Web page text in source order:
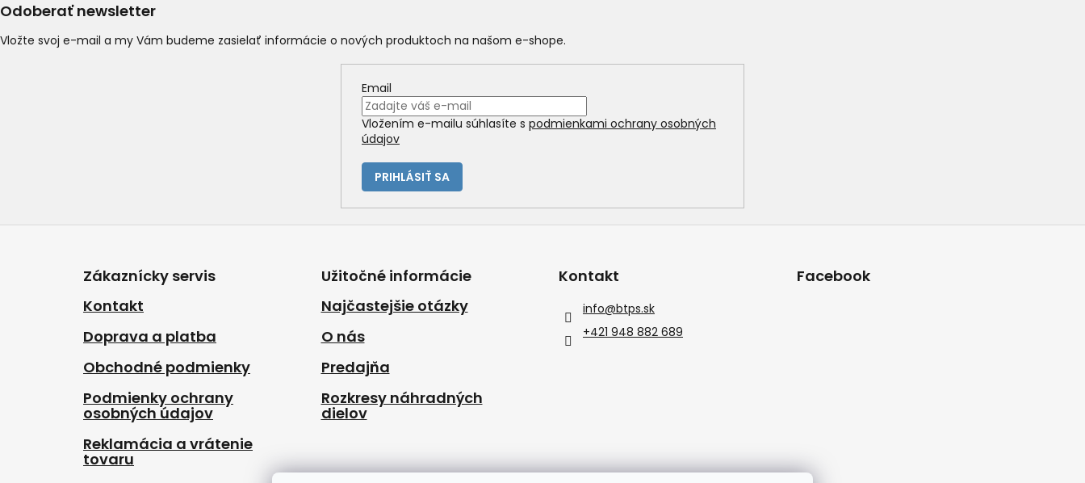
Odoberať newsletter
Vložte svoj e-mail a my Vám budeme zasielať informácie o nových produktoch na našom e-shope.
Email
Vložením e-mailu súhlasíte s podmienkami ochrany osobných
údajov
PRIHLÁSIŤ SA
Zákaznícky servis
Kontakt
Doprava a platba
Obchodné podmienky
Podmienky ochrany
osobných údajov
Reklamácia a vrátenie
tovaru
Užitočné informácie
Najčastejšie otázky
O nás
Predajňa
Rozkresy náhradných
dielov
Kontakt
info@btps.sk
+421 948 882 689
Facebook